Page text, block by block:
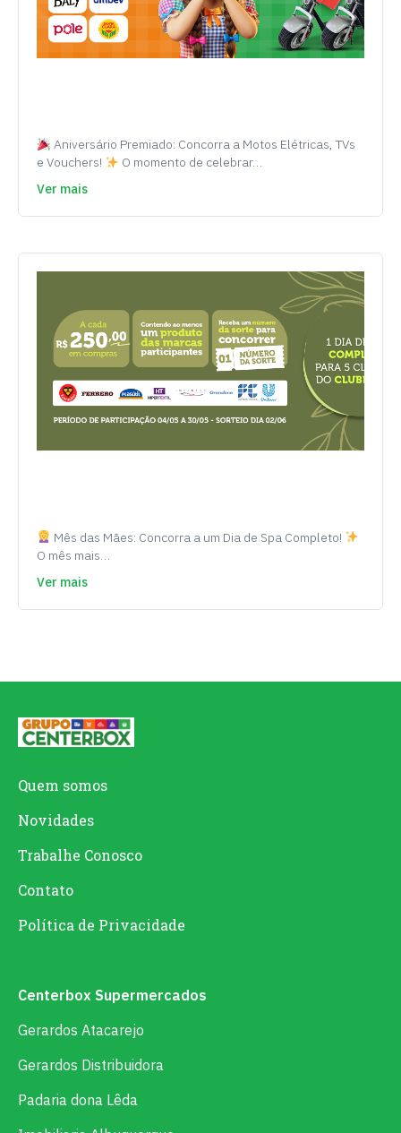
Aniversário Premiado: Concorra a Motos Elétricas, TVs
e Vouchers!
O momento de celebrar…
Ver mais
Mês das Mães: Concorra a um Dia de Spa Completo!
O mês mais…
Ver mais
Quem somos
Novidades
Trabalhe Conosco
Contato
Política de Privacidade
Centerbox Supermercados
Gerardos Atacarejo
Gerardos Distribuidora
Padaria dona Lêda